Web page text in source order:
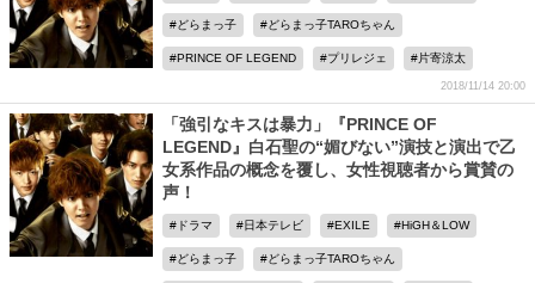
どらまっ子 どらまっ子TAROちゃん
PRINCE OF LEGEND プリレジェ 片寄涼太
2018/11/14 20:00
「強引なキスは暴力」『PRINCE OF
LEGEND』白石聖の“媚びない”演技と演出で乙
女系作品の概念を覆し、女性視聴者から賞賛の
声！
ドラマ 日本テレビ EXILE HiGH＆LOW
どらまっ子 どらまっ子TAROちゃん